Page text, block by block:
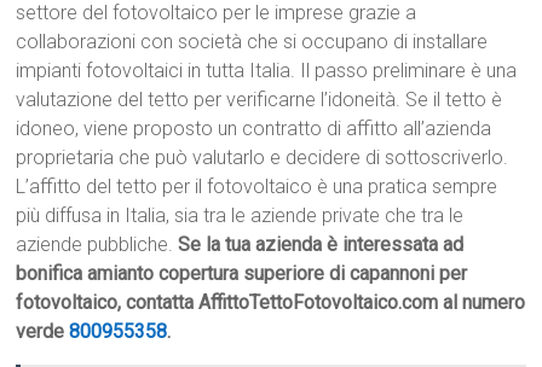
settore del fotovoltaico per le imprese grazie a
collaborazioni con società che si occupano di installare
impianti fotovoltaici in tutta Italia. Il passo preliminare è una
valutazione del tetto per verificarne l’idoneità. Se il tetto è
idoneo, viene proposto un contratto di affitto all’azienda
proprietaria che può valutarlo e decidere di sottoscriverlo.
L’affitto del tetto per il fotovoltaico è una pratica sempre
più diffusa in Italia, sia tra le aziende private che tra le
aziende pubbliche.Se la tua azienda è interessata ad
bonifica amianto copertura superiore di capannoni per
fotovoltaico, contatta AffittoTettoFotovoltaico.com al numero
verde800955358.